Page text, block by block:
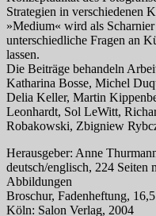
Strategien in verschiedenen
»Medium« wird als Scharnier
unterschiedliche Fragen an
lassen.
Die Beiträge behandeln
Katharina Bosse, Michel
Delia Keller, Martin
Leonhardt, Sol LeWitt,
Robakowski, Zbigniew
Herausgeber: Anne
deutsch/englisch, 224 Seiten
Abbildungen
Broschur, Fadenheftung,
Köln: Salon Verlag, 2004